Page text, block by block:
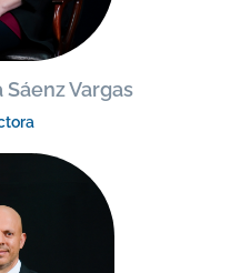
Sáenz Vargas